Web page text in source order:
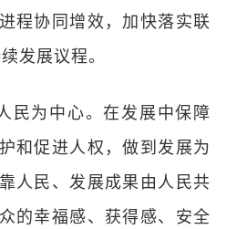
程协同增效，加快落实联
发展议程。
为中心。在发展中保障
和促进人权，做到发展为
人民、发展成果由人民共
的幸福感、获得感、安全